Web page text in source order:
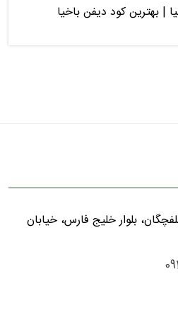
| بهترین کود دیفن باخیا
بلوار خلیج فارس، خیابان